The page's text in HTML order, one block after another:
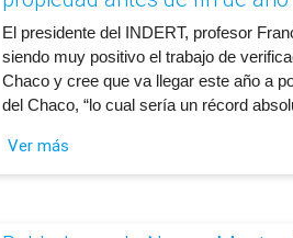
​El presidente del INDERT, profesor
siendo muy positivo el trabajo de
Chaco y cree que va llegar este año a
del Chaco, “lo cual sería un récord
Ver más